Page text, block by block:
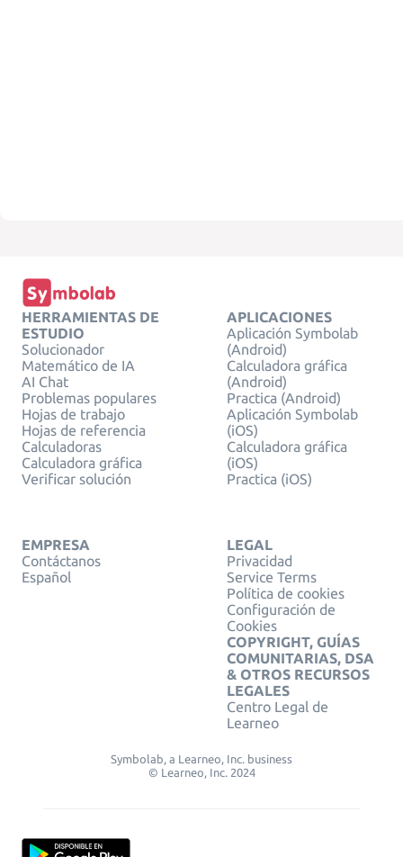
HERRAMIENTAS DE
ESTUDIO
Solucionador
Matemático de IA
AI Chat
Problemas populares
Hojas de trabajo
Hojas de referencia
Calculadoras
Calculadora gráfica
Verificar solución
APLICACIONES
Aplicación Symbolab
(Android)
Calculadora gráfica
(Android)
Practica (Android)
Aplicación Symbolab
(iOS)
Calculadora gráfica
(iOS)
Practica (iOS)
EMPRESA
Contáctanos
Español
LEGAL
Privacidad
Service Terms
Política de cookies
Configuración de
Cookies
COPYRIGHT, GUÍAS
COMUNITARIAS, DSA
& OTROS RECURSOS
LEGALES
Centro Legal de
Learneo
Symbolab, a Learneo, Inc. business
© Learneo, Inc. 2024